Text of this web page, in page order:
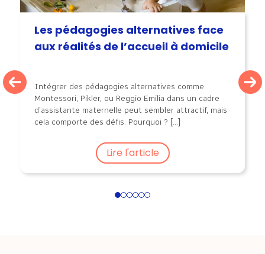
Les pédagogies alternatives face
aux réalités de l’accueil à domicile
Intégrer des pédagogies alternatives comme
Montessori, Pikler, ou Reggio Emilia dans un cadre
d’assistante maternelle peut sembler attractif, mais
cela comporte des défis. Pourquoi ? [...]
Lire l'article
123456